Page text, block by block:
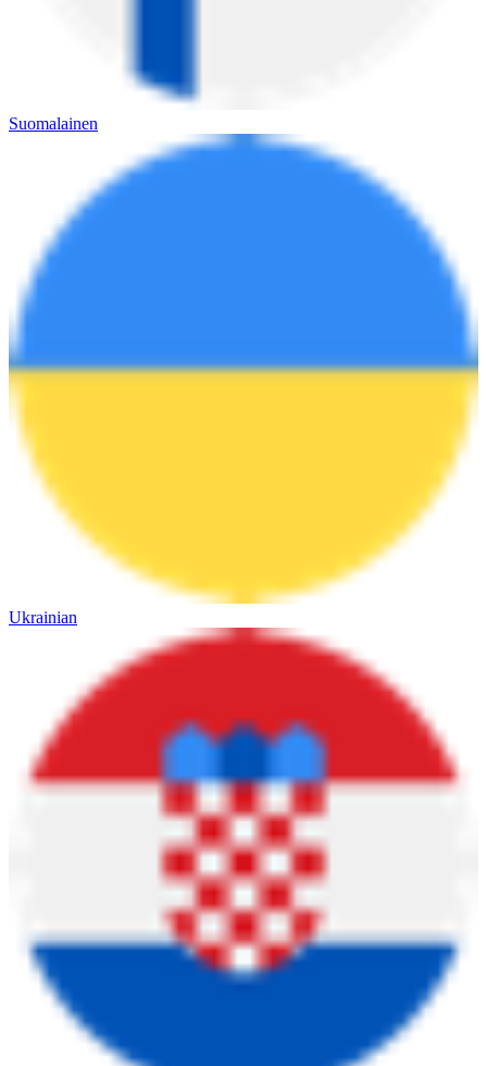
Suomalainen
Ukrainian